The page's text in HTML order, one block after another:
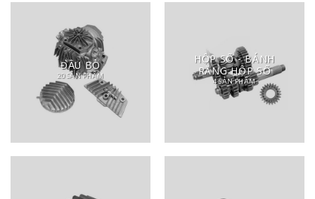
ĐẦU BÒ
20 SẢN PHẨM
HỘP SỐ - BÁNH
RĂNG HỘP SỐ
4 SẢN PHẨM